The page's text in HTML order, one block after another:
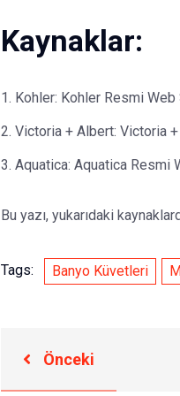
Kaynaklar:
Kohler: Kohler Resmi
Victoria + Albert: Victoria
Aquatica: Aquatica Resmi
Bu yazı, yukarıdaki
Tags: Banyo Küvetleri
Önceki